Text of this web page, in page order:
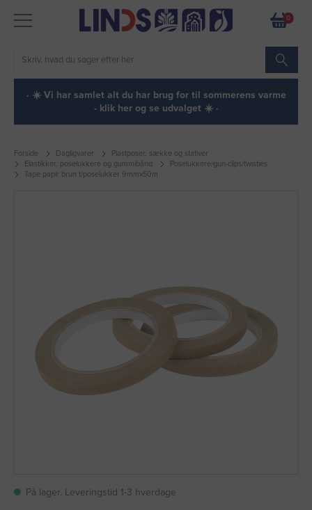
0
· ☀️ Vi har samlet alt du har brug for til sommerens varme
- klik her og se udvalget ☀️ ·
Forside Dagligvarer
Plastposer, sække og stativer
Elastikker, poselukkere og gummibånd
Poselukkere/gun-clips/twisties
Tape papir brun t/poselukker 9mmx50m
På lager. Leveringstid 1-3 hverdage